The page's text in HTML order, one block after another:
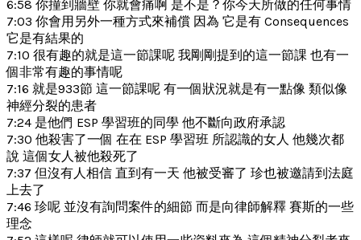
6:58 你撞到牆壁 你就會痛啊 是不是？你今天所做的任何事情
7:03 你會用另外一種方式來補償 因為 它是有 Consequences
它是有結果的
7:10 很有趣的就是這一節課呢 我剛剛提到的這一節課 也有一
個非常有趣的事情呢
7:16 就是933節 這一節課呢 有一個狀況就是有一點像 類似像
神經分裂的患者
7:24 是他們 ESP 學習班的同學 他不斷向政府承認
7:30 他殺害了一個 在在 ESP 學習班 所認識的女人 他幾次都
說 這個女人被他殺死了
7:37 但沒有人相信 直到有一天 他被受審了 珍也被邀請到法庭
上去了
7:46 珍呢 並沒有詢問案件的細節 而是向律師解釋 賽斯的一些
理念